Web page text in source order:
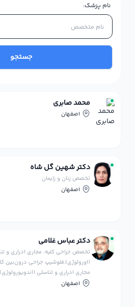
نام پزشک:
جستجو
محمد صابری
اصفهان
دکتر شهین گل شاه
تخصص زنان و زایمان
اصفهان
دکتر عباس غلامی
تخصص جراحی کلیه، مجاری ادراری و
(اورولوژی),فلوشیپ جراحی درون‌بین
مجاری ادراری و تناسلی (اندویورولوژی)
اصفهان